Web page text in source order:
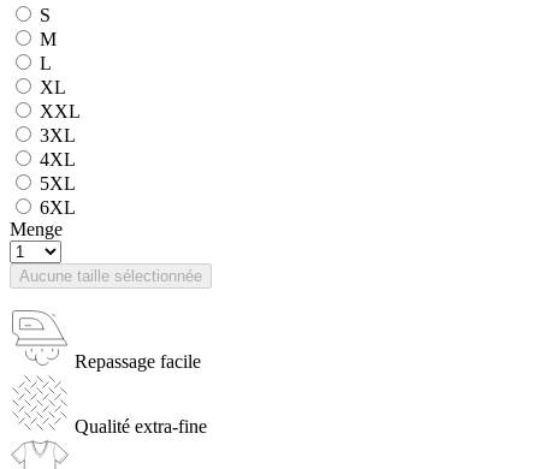
S
M
L
XL
XXL
3XL
4XL
5XL
6XL
Menge
Aucune taille sélectionnée
Repassage facile
Qualité extra-fine